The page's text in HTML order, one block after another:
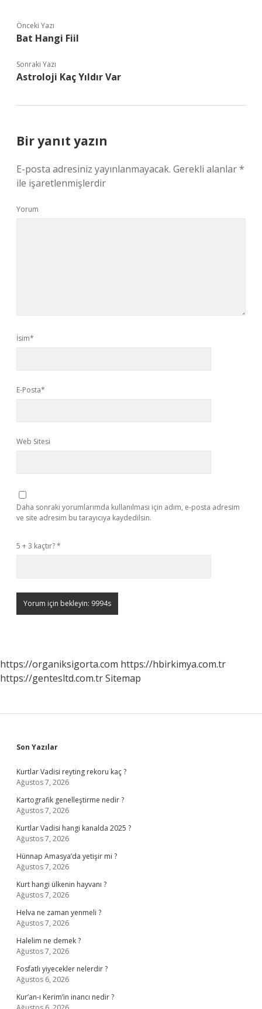
Önceki Yazı
Bat Hangi Fiil
Sonraki Yazı
Astroloji Kaç Yıldır Var
Bir yanıt yazın
E-posta adresiniz yayınlanmayacak. Gerekli alanlar*
ile işaretlenmişlerdir
Yorum
İsim*
E-Posta*
Web Sitesi
Daha sonraki yorumlarımda kullanılması için adım, e-posta adresim
ve site adresim bu tarayıcıya kaydedilsin.
5 + 3 kaçtır?*
https://organiksigorta.com https://hbirkimya.com.tr
https://gentesltd.com.trSitemap
Sidebar
Son Yazılar
Kurtlar Vadisi reyting rekoru kaç ?
Ağustos 7, 2026
Kartografik genelleştirme nedir ?
Ağustos 7, 2026
Kurtlar Vadisi hangi kanalda 2025 ?
Ağustos 7, 2026
Hünnap Amasya’da yetişir mi ?
Ağustos 7, 2026
Kurt hangi ülkenin hayvanı ?
Ağustos 7, 2026
Helva ne zaman yenmeli ?
Ağustos 7, 2026
Halelim ne demek ?
Ağustos 7, 2026
Fosfatlı yiyecekler nelerdir ?
Ağustos 6, 2026
Kur’an-ı Kerim’in inancı nedir ?